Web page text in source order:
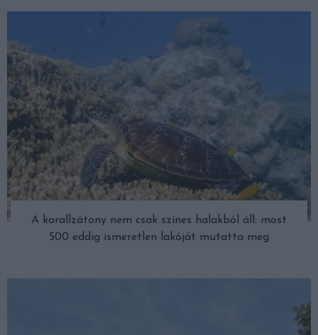
A korallzátony nem csak színes halakból áll: most
500 eddig ismeretlen lakóját mutatta meg